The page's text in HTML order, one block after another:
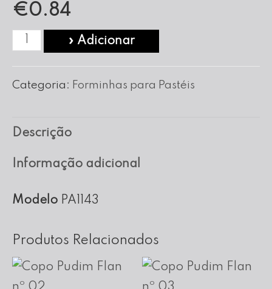
€0.84
Quantidade
Forma
em
Folha
114
» Adicionar
Categoria: Forminhas para Pastéis
Descrição
Informação adicional
Modelo PA1143
Produtos Relacionados